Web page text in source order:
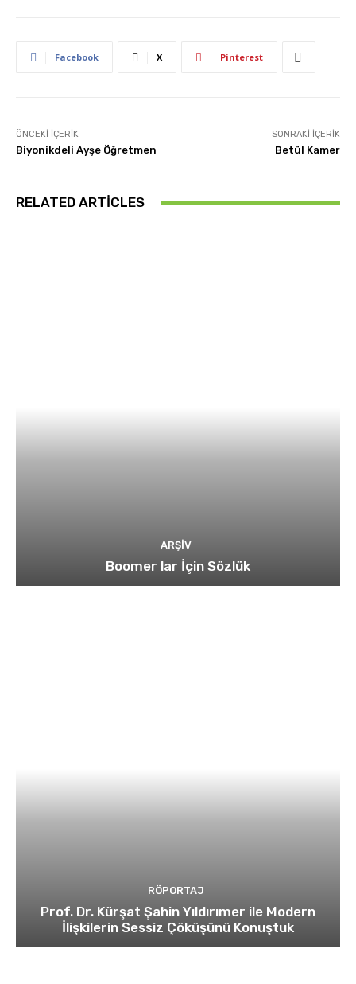
Facebook X Pinterest
ÖNCEKI İÇERIK
Biyonikdeli Ayşe Öğretmen
SONRAKI İÇERIK
Betül Kamer
RELATED ARTICLES
ARŞIV
Boomer lar İçin Sözlük
RÖPORTAJ
Prof. Dr. Kürşat Şahin Yıldırımer ile Modern
İlişkilerin Sessiz Çöküşünü Konuştuk